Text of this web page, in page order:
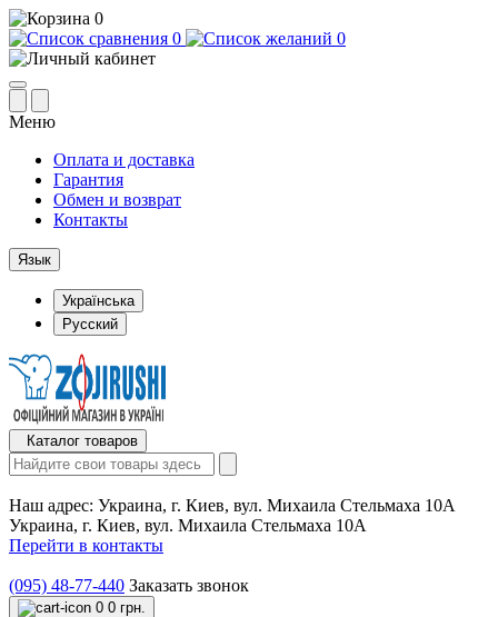
0
0
0
Меню
Оплата и доставка
Гарантия
Обмен и возврат
Контакты
Язык
Українська
Русский
Каталог товаров
Наш адрес: Украина, г. Киев, вул. Михаила Стельмаха 10А
Украина, г. Киев, вул. Михаила Стельмаха 10А
Перейти в контакты
(095) 48-77-440 Заказать звонок
0 0 грн.